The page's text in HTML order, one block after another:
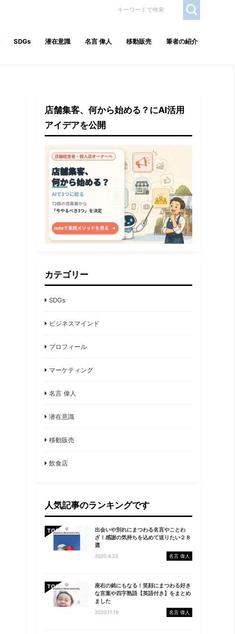
SDGs 潜在意識 名言 偉人 移動販売 筆者の紹介
店舗集客、何から始める？にAI活用
アイデアを公開
カテゴリー
SDGs
ビジネスマインド
プロフィール
マーケティング
名言 偉人
潜在意識
移動販売
飲食店
人気記事のランキングです
TOP
出会いや別れにまつわる名言やことわ
ざ！感謝の気持ちを込めて送りたい２８
選
2020.4.23 名言 偉人
TOP
座右の銘にもなる！笑顔にまつわる好き
な言葉や四字熟語【英語付き】をまとめ
ました
2020.11.19 名言 偉人